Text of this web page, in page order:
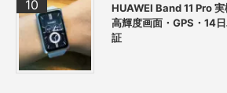
HUAWEI Band 11 Pro
高輝度画面・GPS・14
証